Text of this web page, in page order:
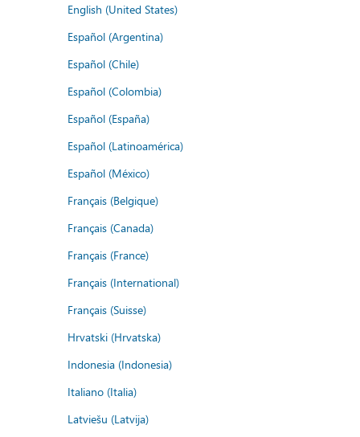
English (United States)
Español (Argentina)
Español (Chile)
Español (Colombia)
Español (España)
Español (Latinoamérica)
Español (México)
Français (Belgique)
Français (Canada)
Français (France)
Français (International)
Français (Suisse)
Hrvatski (Hrvatska)
Indonesia (Indonesia)
Italiano (Italia)
Latviešu (Latvija)